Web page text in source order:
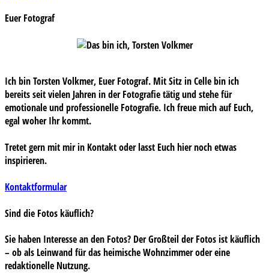
Euer Fotograf
Ich bin Torsten Volkmer, Euer Fotograf. Mit Sitz in Celle bin ich
bereits seit vielen Jahren in der Fotografie tätig und stehe für
emotionale und professionelle Fotografie. Ich freue mich auf Euch,
egal woher Ihr kommt.
Tretet gern mit mir in Kontakt oder lasst Euch hier noch etwas
inspirieren.
Kontaktformular
Sind die Fotos käuflich?
Sie haben Interesse an den Fotos? Der Großteil der Fotos ist käuflich
– ob als Leinwand für das heimische Wohnzimmer oder eine
redaktionelle Nutzung.